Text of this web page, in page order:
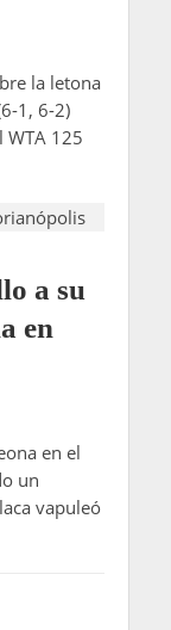
la letona
1, 6-2)
WTA 125
a su
en
en el
un
vapuleó